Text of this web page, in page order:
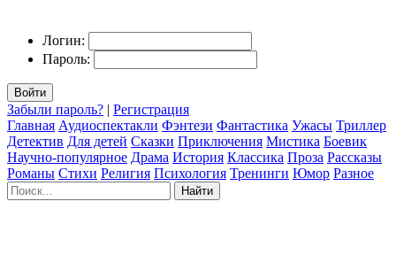
Логин:
Пароль:
Войти
Забыли пароль? | Регистрация
Главная Аудиоспектакли Фэнтези Фантастика Ужасы Триллер
Детектив Для детей Сказки Приключения Мистика Боевик
Научно-популярное Драма История Классика Проза Рассказы
Романы Стихи Религия Психология Тренинги Юмор Разное
Найти